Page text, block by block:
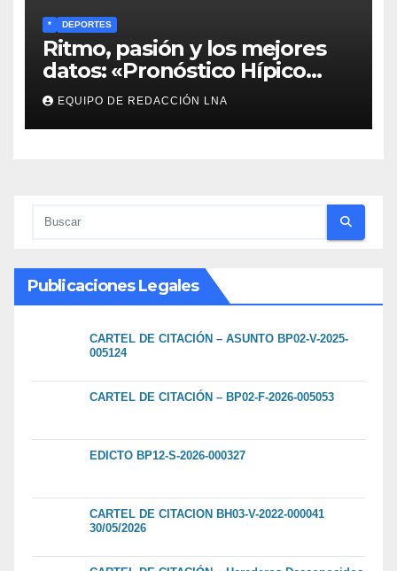
* DEPORTES
Ritmo, pasión y los mejores
datos: «Pronóstico Hípico
Musical» se adueña de los
domingos en La Poderosa
90.3 FM
EQUIPO DE REDACCIÓN LNA
Publicaciones Legales
CARTEL DE CITACIÓN – ASUNTO BP02-V-2025-
005124
CARTEL DE CITACIÓN – BP02-F-2026-005053
EDICTO BP12-S-2026-000327
CARTEL DE CITACION BH03-V-2022-000041
30/05/2026